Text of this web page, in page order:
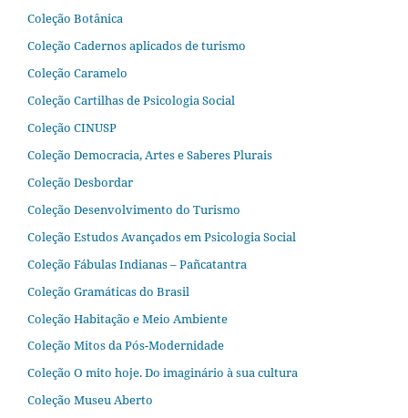
Coleção Botânica
Coleção Cadernos aplicados de turismo
Coleção Caramelo
Coleção Cartilhas de Psicologia Social
Coleção CINUSP
Coleção Democracia, Artes e Saberes Plurais
Coleção Desbordar
Coleção Desenvolvimento do Turismo
Coleção Estudos Avançados em Psicologia Social
Coleção Fábulas Indianas – Pañcatantra
Coleção Gramáticas do Brasil
Coleção Habitação e Meio Ambiente
Coleção Mitos da Pós-Modernidade
Coleção O mito hoje. Do imaginário à sua cultura
Coleção Museu Aberto